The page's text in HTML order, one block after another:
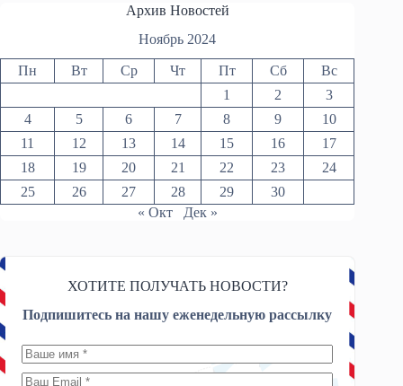
Архив Новостей
Ноябрь 2024
Пн Вт Ср Чт Пт Сб
Вс
1
2
3
4
5 6 7 8 9
10
11
12 13 14 15 16
17
18
19 20 21 22 23
24
25
26 27 28 29
30
« Окт
Дек »
ХОТИТЕ ПОЛУЧАТЬ НОВОСТИ?
Подпишитесь на нашу еженедельную рассылку